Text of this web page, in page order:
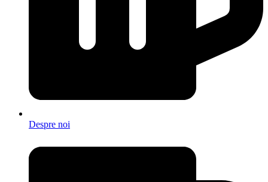
Despre noi